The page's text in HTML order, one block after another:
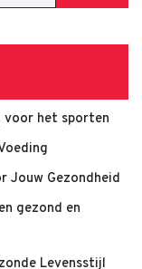
het sporten
Jouw Gezondheid
gezond en
Levensstijl